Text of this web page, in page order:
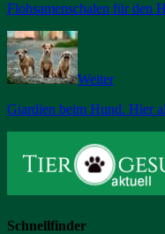
Flohsamenschalen für den
Weiter
Giardien beim Hund. Hier
Schnellfinder